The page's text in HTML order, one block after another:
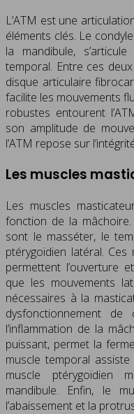
L’ATM est une
éléments clés. Le
la mandibule,
temporal. Entre ces
disque articulaire
facilite les mouvements
robustes entourent
son amplitude de
l’ATM repose sur
Les muscles
Les muscles
fonction de la
sont le masséter, le
ptérygoïdien latéral.
permettent l’ouverture
que les mouvements
nécessaires à la
dysfonctionnement
l’inflammation de la
puissant, permet la
muscle temporal
muscle ptérygoïdien
mandibule. Enfin, le
l’abaissement et la